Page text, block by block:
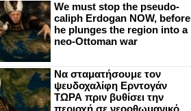
We must stop the pseudo-
caliph Erdogan NOW, before
he plunges the region into a
neo-Ottoman war
Να σταματήσουμε τον
ψευδοχαλίφη Ερντογάν
ΤΩΡΑ πριν βυθίσει την
περιοχή σε νεοοθωμανικό